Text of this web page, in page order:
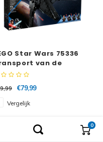
0
Star Wars 75336
van de
Scythe™
€79,99
Vergelijk
0